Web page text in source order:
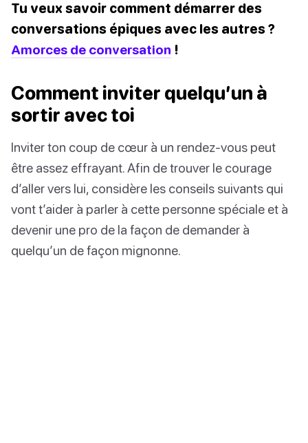
Tu veux savoir comment démarrer des
conversations épiques avec les autres ?
Amorces de conversation !
Comment inviter quelqu’un à
sortir avec toi
Inviter ton coup de cœur à un rendez-vous peut
être assez effrayant. Afin de trouver le courage
d’aller vers lui, considère les conseils suivants qui
vont t’aider à parler à cette personne spéciale et à
devenir une pro de la façon de demander à
quelqu’un de façon mignonne.